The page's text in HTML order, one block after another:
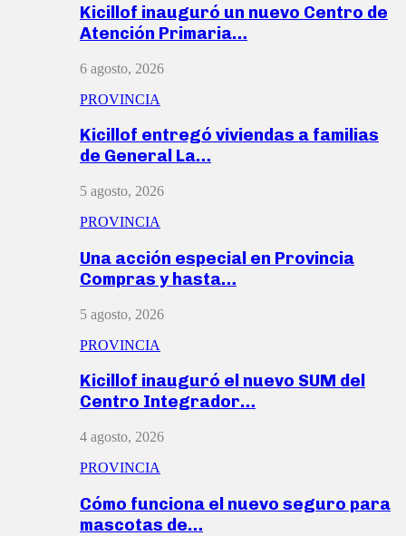
Kicillof inauguró un nuevo Centro de
Atención Primaria…
6 agosto, 2026
PROVINCIA
Kicillof entregó viviendas a familias
de General La…
5 agosto, 2026
PROVINCIA
Una acción especial en Provincia
Compras y hasta…
5 agosto, 2026
PROVINCIA
Kicillof inauguró el nuevo SUM del
Centro Integrador…
4 agosto, 2026
PROVINCIA
Cómo funciona el nuevo seguro para
mascotas de…